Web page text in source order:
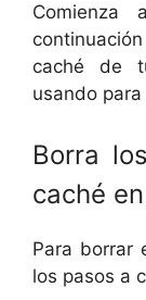
caché de
usando
Borra
caché
Para borrar
los pasos a